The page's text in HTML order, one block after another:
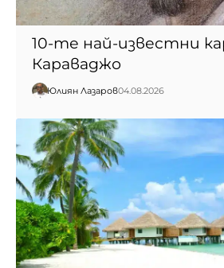
10-те най-известни
Караваджо
Юлиян Лазаров04.08.2026